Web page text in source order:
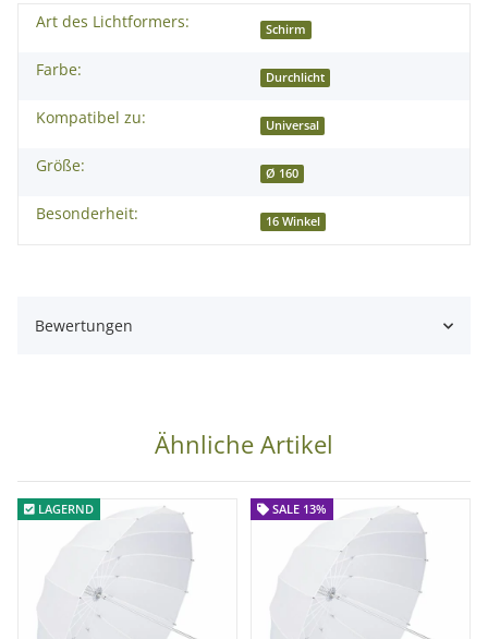
schnell in die Aufnahmehalterung der Studioblitzanlage oder
Schirmhalter montiert.
° tiefe Bauform für beste Kontrolle und präzise Lichtformung
° 16 stabile Spannstäbe sorgen für eine stabile Bauform und
eine gleichmäßige Ausleuchtung
Durchmesser: ca. 160cm
Produktfarbe: weiß
Speichen: 16
Lieferumfang:
1x proxistar Deep Parabol Studioschirm Durchlicht 160 cm
Art des Lichtformers: Schirm
Farbe: Durchlicht
Kompatibel zu: Universal
Größe: Ø 160
Besonderheit: 16 Winkel
Bewertungen
Ähnliche Artikel
LAGERND SALE 13%